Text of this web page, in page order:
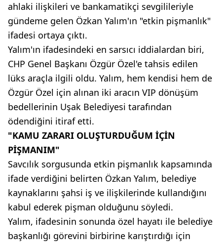
ahlaki ilişkileri ve bankamatikçi sevgilileriyle
gündeme gelen Özkan Yalım'ın "etkin pişmanlık"
ifadesi ortaya çıktı.
Yalım'ın ifadesindeki en sarsıcı iddialardan biri,
CHP Genel Başkanı Özgür Özel'e tahsis edilen
lüks araçla ilgili oldu. Yalım, hem kendisi hem de
Özgür Özel için alınan iki aracın VIP dönüşüm
bedellerinin Uşak Belediyesi tarafından
ödendiğini itiraf etti.
"KAMU ZARARI OLUŞTURDUĞUM İÇİN
PİŞMANIM"
Savcılık sorgusunda etkin pişmanlık kapsamında
ifade verdiğini belirten Özkan Yalım, belediye
kaynaklarını şahsi iş ve ilişkilerinde kullandığını
kabul ederek pişman olduğunu söyledi.
Yalım, ifadesinin sonunda özel hayatı ile belediye
başkanlığı görevini birbirine karıştırdığı için